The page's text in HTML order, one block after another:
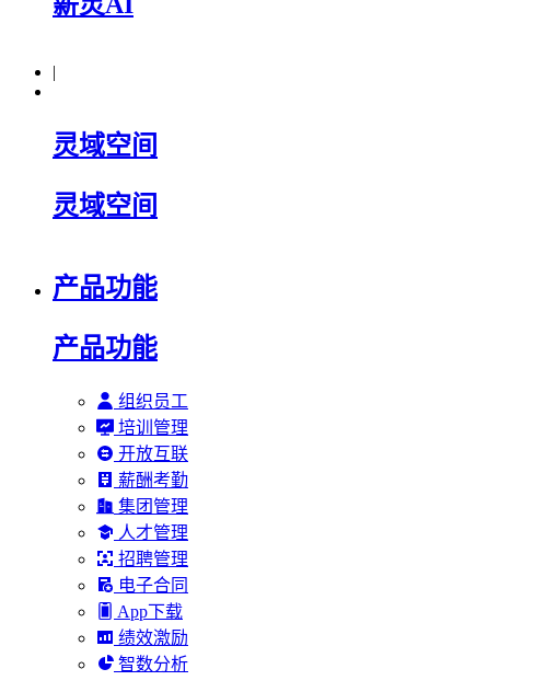
|
灵域空间
灵域空间
产品功能
产品功能
组织员工
培训管理
开放互联
薪酬考勤
集团管理
人才管理
招聘管理
电子合同
App下载
绩效激励
智数分析